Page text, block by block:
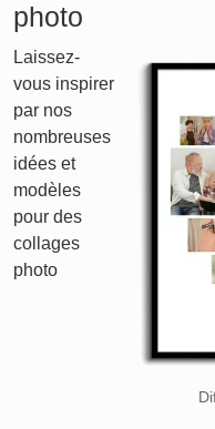
photo
Laissez-
vous inspirer
par nos
nombreuses
idées et
modèles
pour des
collages
photo